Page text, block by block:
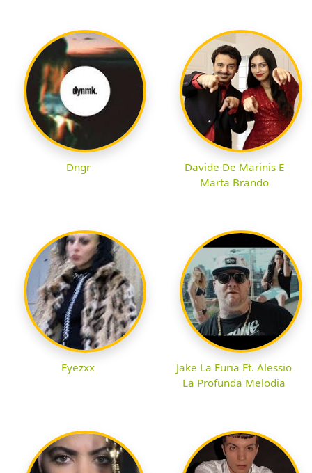
Dngr
Davide De Marinis E
Marta Brando
Eyezxx
Jake La Furia Ft. Alessio
La Profunda Melodia